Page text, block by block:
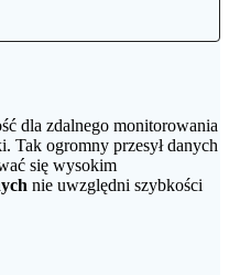
dla zdalnego monitorowania
Tak ogromny przesył danych
się wysokim
nie uwzględni szybkości